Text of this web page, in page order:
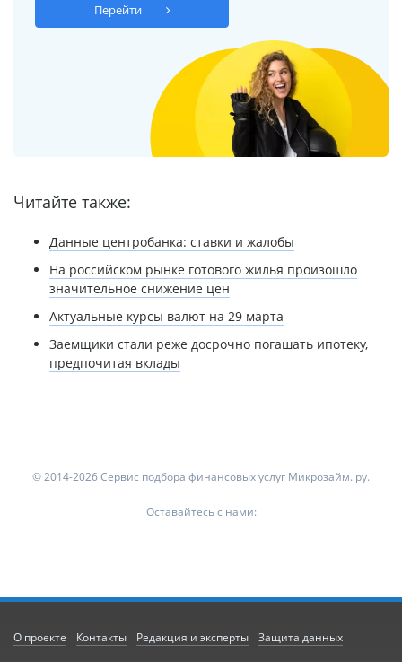
Перейти
Читайте также:
Данные центробанка: ставки и жалобы
На российском рынке готового жилья произошло
значительное снижение цен
Актуальные курсы валют на 29 марта
Заемщики стали реже досрочно погашать ипотеку,
предпочитая вклады
© 2014-2026 Сервис подбора финансовых услуг Микрозайм. ру.
Оставайтесь с нами:
О проекте Контакты Редакция и эксперты Защита данных